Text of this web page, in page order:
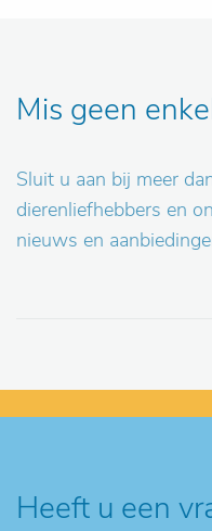
Mis geen
Sluit u aan bij meer
dierenliefhebbers en
nieuws en
Heeft u een